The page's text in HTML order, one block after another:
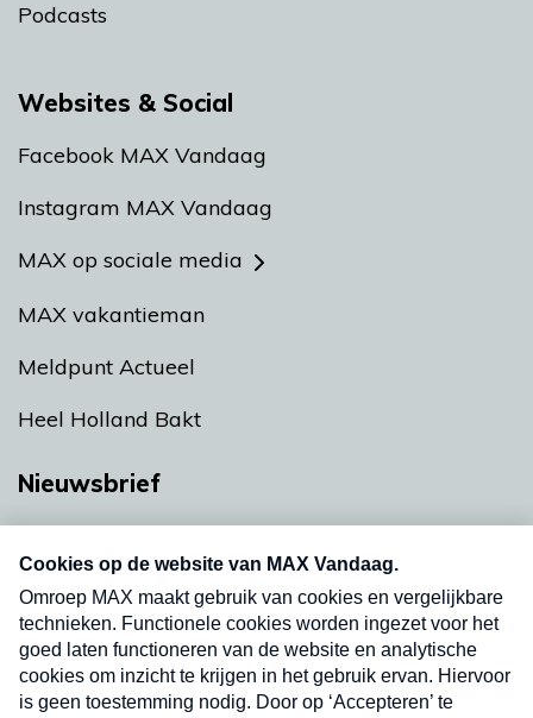
Podcasts
Websites & Social
Facebook MAX Vandaag
Instagram MAX Vandaag
MAX op sociale media
MAX vakantieman
Meldpunt Actueel
Heel Holland Bakt
Nieuwsbrief
nieuwsbrief. Elke vrijdag- en dinsdagochtend in
uw mailbox.
Verzend